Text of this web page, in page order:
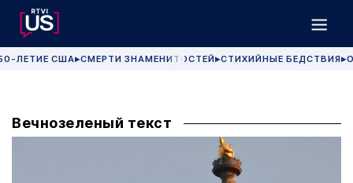
ЛЕТИЕ США▶СМЕРТИ ЗНАМЕНИТОСТЕЙ▶СТИХИЙНЫЕ БЕДСТВИЯ▶
Вечнозеленый текст